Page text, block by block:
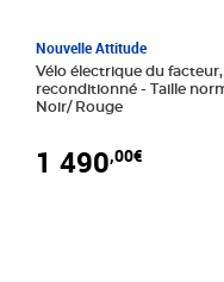
Nouvelle Attitude
Vélo électrique du facteur,
reconditionné - Taille normale -
Noir/ Rouge
1 490,00€